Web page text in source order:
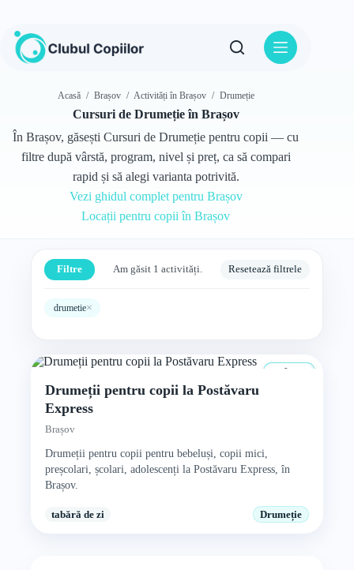
conținut
Acasă / Brașov / Activități în Brașov / Drumeție
Cursuri de Drumeție în Brașov
În Brașov, găsești Cursuri de Drumeție pentru copii — cu
filtre după vârstă, program, nivel și preț, ca să compari
rapid și să alegi varianta potrivită.
Vezi ghidul complet pentru Brașov
Locații pentru copii în Brașov
Filtre Am găsit 1 activități. Resetează filtrele
drumetie×
0+ ani
Drumeții pentru copii la Postăvaru
Express
Brașov
Drumeții pentru copii pentru bebeluși, copii mici,
preșcolari, școlari, adolescenți la Postăvaru Express, în
Brașov.
tabără de zi Drumeție